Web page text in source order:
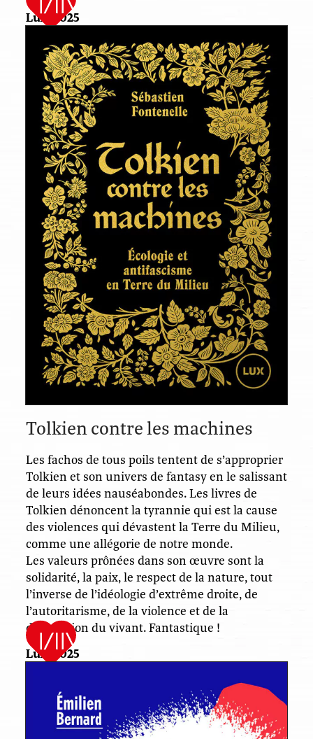
Lux, 2025
Tolkien contre les machines
Les fachos de tous poils tentent de s’approprier
Tolkien et son univers de fantasy en le salissant
de leurs idées nauséabondes. Les livres de
Tolkien dénoncent la tyrannie qui est la cause
des violences qui dévastent la Terre du Milieu,
comme une allégorie de notre monde.
Les valeurs prônées dans son œuvre sont la
solidarité, la paix, le respect de la nature, tout
l’inverse de l’idéologie d’extrême droite, de
l’autoritarisme, de la violence et de la
destruction du vivant. Fantastique !
Lux, 2025